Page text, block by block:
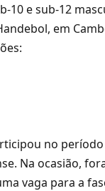
10 e sub-12
em
no
Na ocasião,
vaga para a